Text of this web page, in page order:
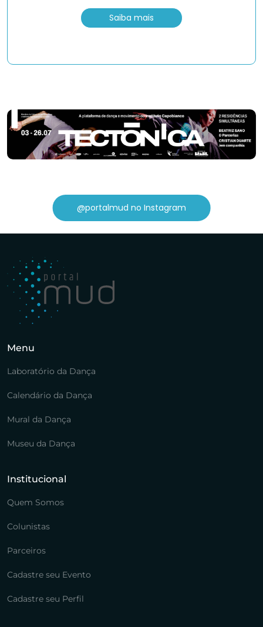
Saiba mais
@portalmud no Instagram
Menu
Laboratório da Dança
Calendário da Dança
Mural da Dança
Museu da Dança
Institucional
Quem Somos
Colunistas
Parceiros
Cadastre seu Evento
Cadastre seu Perfil